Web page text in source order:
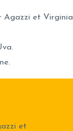
Agazzi et Virginia
et